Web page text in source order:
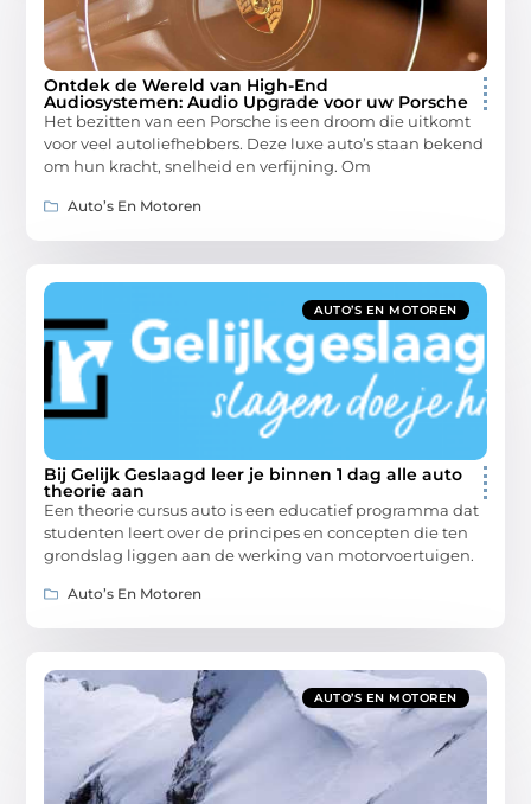
Ontdek de Wereld van High-End
Audiosystemen: Audio Upgrade voor uw Porsche
Het bezitten van een Porsche is een droom die uitkomt
voor veel autoliefhebbers. Deze luxe auto’s staan bekend
om hun kracht, snelheid en verfijning. Om
Auto’s En Motoren
AUTO’S EN MOTOREN
Bij Gelijk Geslaagd leer je binnen 1 dag alle auto
theorie aan
Een theorie cursus auto is een educatief programma dat
studenten leert over de principes en concepten die ten
grondslag liggen aan de werking van motorvoertuigen.
Auto’s En Motoren
AUTO’S EN MOTOREN